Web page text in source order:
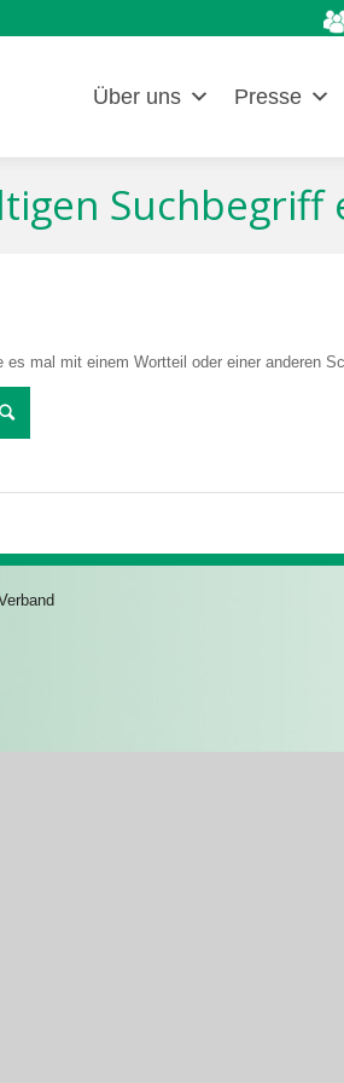
Über uns Presse
mal mit einem Wortteil oder einer anderen